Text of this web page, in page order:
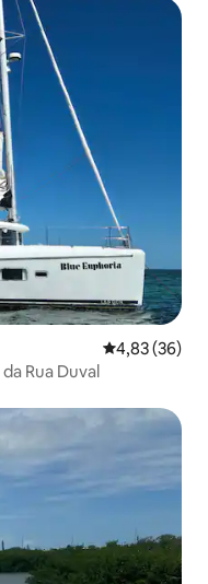
4,83 de uma
4,83 (36)
Rua Duval